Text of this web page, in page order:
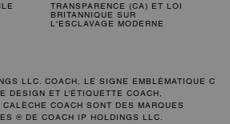
TRANSPARENCE (CA) ET LOI
BRITANNIQUE SUR
L'ESCLAVAGE MODERNE
LLC. COACH, LE SIGNE EMBLÉMATIQUE C
DESIGN ET L’ÉTIQUETTE COACH,
COACH SONT DES MARQUES
® DE COACH IP HOLDINGS LLC.